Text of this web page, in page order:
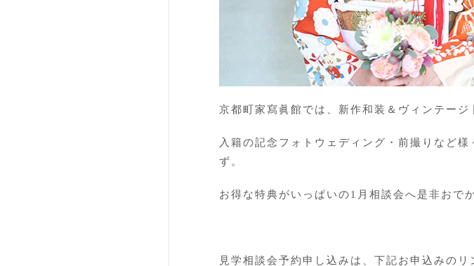
京都町家寫眞館では、新作和装＆ヴィンテー
入籍の記念フォトウェディング・前撮りなど
ず。
お得な特典がいっぱいの1月相談会へ是非おで
見学相談会予約申し込みは、下記お申込みの